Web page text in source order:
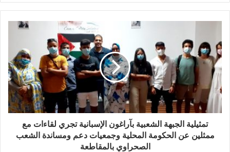
الدولة الصحراوية العصرية خاصة في مجالات التعليم، الصحة،
الإدارة العمومية، النظام القضائي وترقية المرأة.
هذا ويأتي هذا الإجتماع الهام، قبيل إنعقاد الندوة الدولية
لتنسيقية الأوروبية، المزمع تنظيمها بجزيرة لاس بالماس
الإسبانية.
تمثيلية الجبهة الشعبية بآراغون الإسبانية تجري لقاءات مع
ممثلين عن الحكومة المحلية وجمعيات دعم ومساندة الشعب
الصحراوي بالمقاطعة